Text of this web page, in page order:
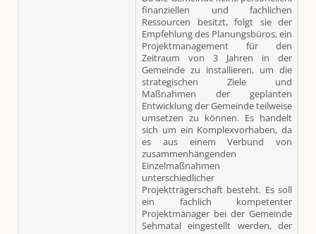
finanziellen und fachlichen
Ressourcen besitzt, folgt sie der
Empfehlung des Planungsbüros, ein
Projektmanagement für den
Zeitraum von 3 Jahren in der
Gemeinde zu installieren, um die
strategischen Ziele und
Maßnahmen der geplanten
Entwicklung der Gemeinde teilweise
umsetzen zu können. Es handelt
sich um ein Komplexvorhaben, da
es aus einem Verbund von
zusammenhängenden
Einzelmaßnahmen
unterschiedlicher
Projektträgerschaft besteht. Es soll
ein fachlich kompetenter
Projektmanager bei der Gemeinde
Sehmatal eingestellt werden, der